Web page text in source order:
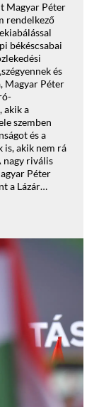
Magyar Péter
rendelkező
békéscsabai
és
Magyar Péter
akik a
szemben
és a
is, akik nem rá
nagy rivális
Péter
a Lázár…